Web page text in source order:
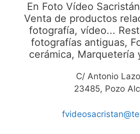
En Foto Vídeo
Venta de productos
fotografía, vídeo...
fotografías antiguas,
cerámica, Marquetería
C/ Antonio
23485, Pozo